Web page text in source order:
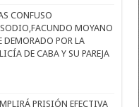
CONFUSO
MOYANO
DEMORADO POR LA
DE CABA Y SU PAREJA
PRISIÓN EFECTIVA